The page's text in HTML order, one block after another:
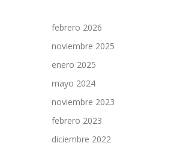
febrero 2026
noviembre 2025
enero 2025
mayo 2024
noviembre 2023
febrero 2023
diciembre 2022